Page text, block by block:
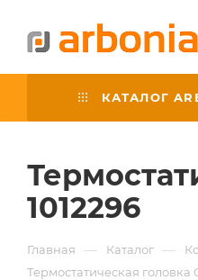
КАТАЛОГ
1012296
Главная — Каталог —
Термостатическая